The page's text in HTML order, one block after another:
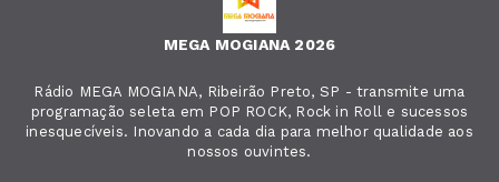
MEGA MOGIANA 2026
Rádio MEGA MOGIANA, Ribeirão Preto, SP - transmite uma
programação seleta em POP ROCK, Rock in Roll e sucessos
inesquecíveis. Inovando a cada dia para melhor qualidade aos
nossos ouvintes.